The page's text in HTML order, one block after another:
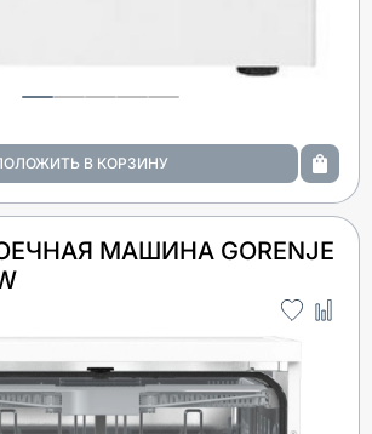
МАШИНА GORENJE